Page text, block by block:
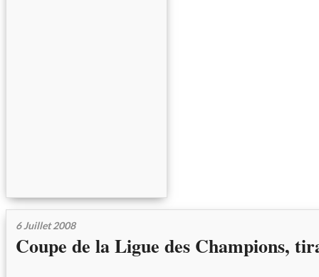
6 Juillet 2008
Coupe de la Ligue des Champions,